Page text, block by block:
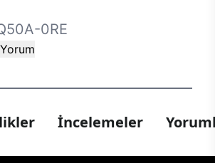
0RE
İncelemeler